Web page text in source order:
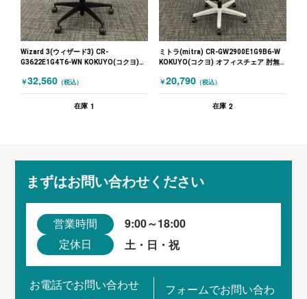
Wizard 3(ウィザード3) CR-
G3622E1G4T6-WN KOKUYO(コクヨ)
ブルー
￥32,560 （税込）
在庫 1
ミトラ(mitra) CR-GW2900E1G9B6-W
KOKUYO(コクヨ) オフィスチェア 肘無
￥20,790 （税込）
在庫 2
まずはお問い合わせください
営業時間 9:00～18:00
定休日 土・日・祝
お電話でお問い合わせ
フォームでお問い合わ